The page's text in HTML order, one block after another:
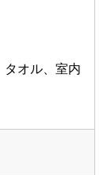
タオル、室内